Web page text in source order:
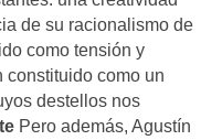
de su racionalismo de
como tensión y
constituido como un
destellos nos
Pero además, Agustín